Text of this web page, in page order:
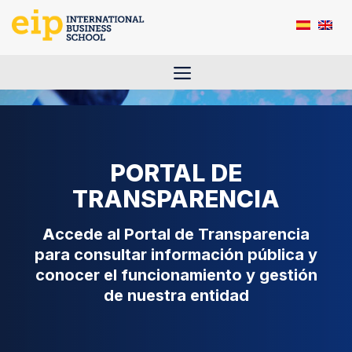
Saltar
Menú
PORTAL DE
TRANSPARENCIA
Accede al Portal de Transparencia
para consultar información pública y
conocer el funcionamiento y gestión
de nuestra entidad